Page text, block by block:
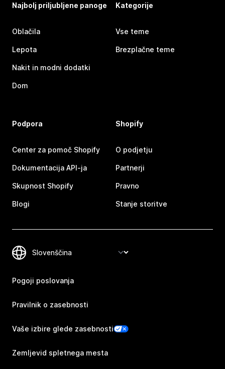
Najbolj priljubljene panoge
Oblačila
Lepota
Nakit in modni dodatki
Dom
Kategorije
Vse teme
Brezplačne teme
Podpora
Center za pomoč Shopify
Dokumentacija API-ja
Skupnost Shopify
Blogi
Shopify
O podjetju
Partnerji
Pravno
Stanje storitve
Pogoji poslovanja
Pravilnik o zasebnosti
Vaše izbire glede zasebnosti
Zemljevid spletnega mesta